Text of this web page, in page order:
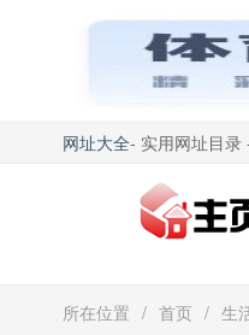
网址大全- 实用网址目录
所在位置 / 首页 / 生